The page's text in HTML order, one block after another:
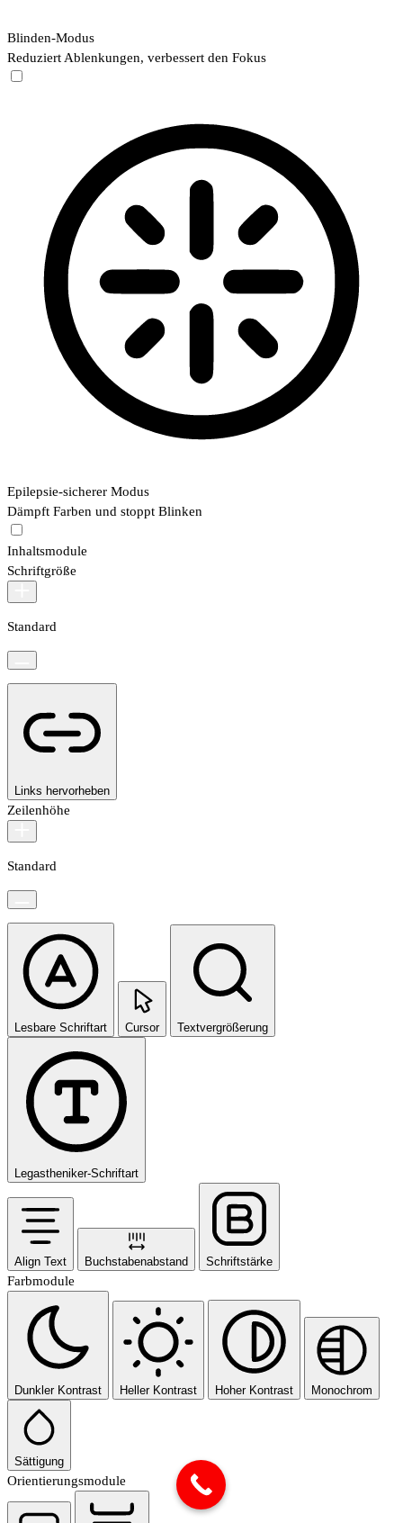
Blinden-Modus
Reduziert Ablenkungen, verbessert den Fokus
Epilepsie-sicherer Modus
Dämpft Farben und stoppt Blinken
Inhaltsmodule
Schriftgröße
Standard
Links hervorheben
Zeilenhöhe
Standard
Lesbare Schriftart Cursor Textvergrößerung
Legastheniker-Schriftart
Align Text Buchstabenabstand Schriftstärke
Farbmodule
Dunkler Kontrast Heller Kontrast Hoher Kontrast Monochrom
Sättigung
Orientierungsmodule